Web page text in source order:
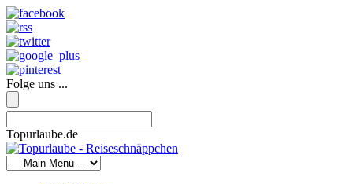
Folge uns ...
Topurlaube.de